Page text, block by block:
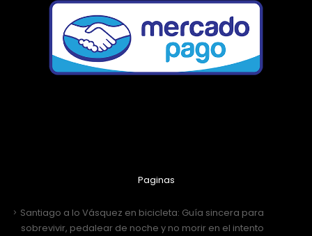
Paginas
Santiago a lo Vásquez en bicicleta: Guía sincera para
sobrevivir, pedalear de noche y no morir en el intento